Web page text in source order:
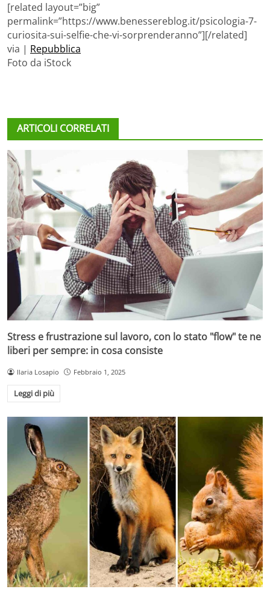
[related layout=”big”
permalink=”https://www.benessereblog.it/psicologia-7-
curiosita-sui-selfie-che-vi-sorprenderanno”][/related]
via | Repubblica
Foto da iStock
ARTICOLI CORRELATI
Stress e frustrazione sul lavoro, con lo stato "flow" te ne
liberi per sempre: in cosa consiste
Ilaria Losapio Febbraio 1, 2025
Leggi di più